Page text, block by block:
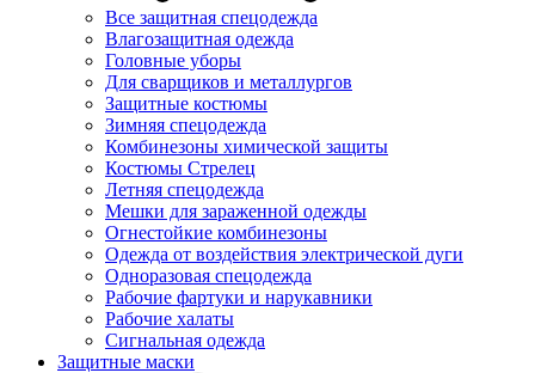
Все защитная спецодежда
Влагозащитная одежда
Головные уборы
Для сварщиков и металлургов
Защитные костюмы
Зимняя спецодежда
Комбинезоны химической защиты
Костюмы Стрелец
Летняя спецодежда
Мешки для зараженной одежды
Огнестойкие комбинезоны
Одежда от воздействия электрической дуги
Одноразовая спецодежда
Рабочие фартуки и нарукавники
Рабочие халаты
Сигнальная одежда
Защитные маски